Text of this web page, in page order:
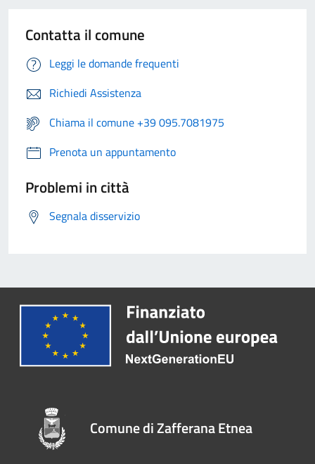
Contatta il comune
Leggi le domande frequenti
Richiedi Assistenza
Chiama il comune +39 095.7081975
Prenota un appuntamento
Problemi in città
Segnala disservizio
Comune di Zafferana Etnea